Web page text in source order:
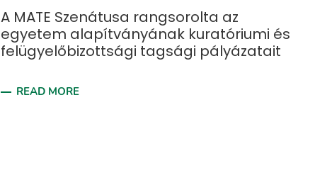
A MATE Szenátusa rangsorolta az
egyetem alapítványának kuratóriumi és
felügyelőbizottsági tagsági pályázatait
READ MORE